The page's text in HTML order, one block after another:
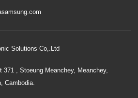
Solutions Co,.Ltd
371 , Stoeung Meanchey, Meanchey,
Cambodia.